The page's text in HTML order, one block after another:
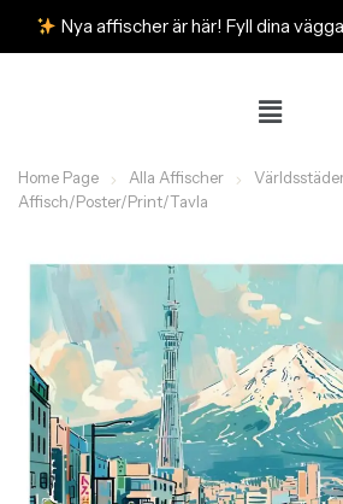
Nya affischer är här! Fyll dina
Home Page Alla Affischer
Affisch/Poster/Print/Tavla